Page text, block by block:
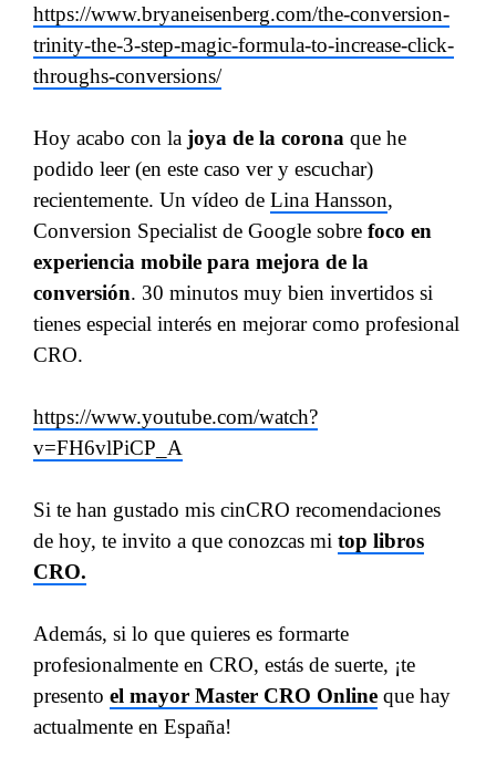
https://www.bryaneisenberg.com/the-conversion-
trinity-the-3-step-magic-formula-to-increase-click-
throughs-conversions/
Hoy acabo con la joya de la corona que he
podido leer (en este caso ver y escuchar)
recientemente. Un vídeo de Lina Hansson,
Conversion Specialist de Google sobre foco en
experiencia mobile para mejora de la
conversión. 30 minutos muy bien invertidos si
tienes especial interés en mejorar como profesional
CRO.
https://www.youtube.com/watch?
v=FH6vlPiCP_A
Si te han gustado mis cinCRO recomendaciones
de hoy, te invito a que conozcas mi top libros
CRO.
Además, si lo que quieres es formarte
profesionalmente en CRO, estás de suerte, ¡te
presento el mayor Master CRO Online que hay
actualmente en España!